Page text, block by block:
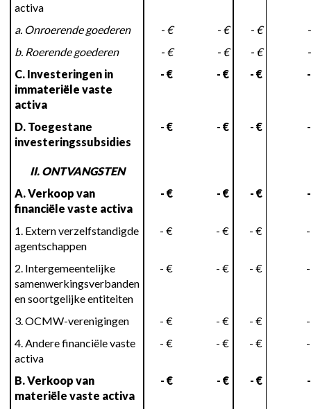
activa
a. Onroerende goederen - € - € - €
b. Roerende goederen
- € - € - €
C. Investeringen in
immateriële vaste
activa
- € - € - €
D. Toegestane
investeringssubsidies
- € - € - €
II. ONTVANGSTEN
A. Verkoop van
financiële vaste activa
- € - € - €
1. Extern verzelfstandigde
agentschappen
- € - € - €
2. Intergemeentelijke
samenwerkingsverbanden
en soortgelijke entiteiten
- € - € - €
3. OCMW-verenigingen - € - € - €
4. Andere financiële vaste
activa
- € - € - €
B. Verkoop van
materiële vaste activa
- € - € - €